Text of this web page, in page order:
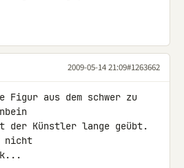
2009-05-14 21:09#1263662
aus dem schwer zu
Künstler lange geübt.
nicht